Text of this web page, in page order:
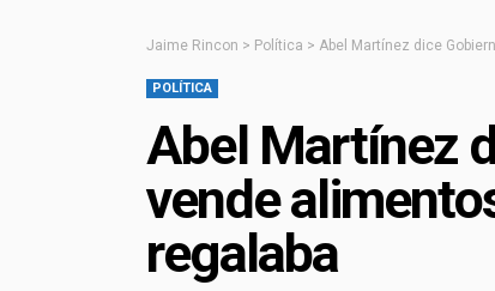
Jaime Rincon > Política > Abel Martínez dice
POLÍTICA
Abel Martínez
vende
regalaba